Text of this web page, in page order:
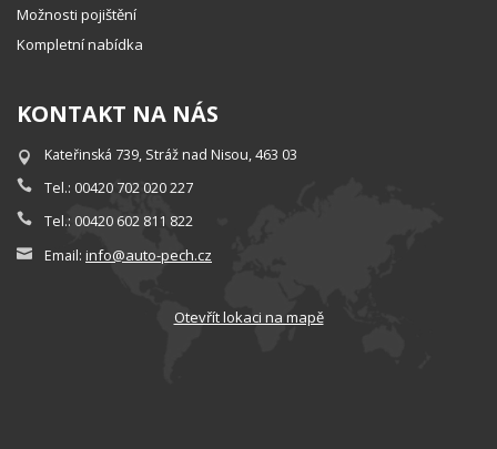
Možnosti pojištění
Kompletní nabídka
KONTAKT NA NÁS
Kateřinská 739, Stráž nad Nisou, 463 03
Tel.: 00420 702 020 227
Tel.: 00420 602 811 822
Email: info@auto-pech.cz
Otevřít lokaci na mapě